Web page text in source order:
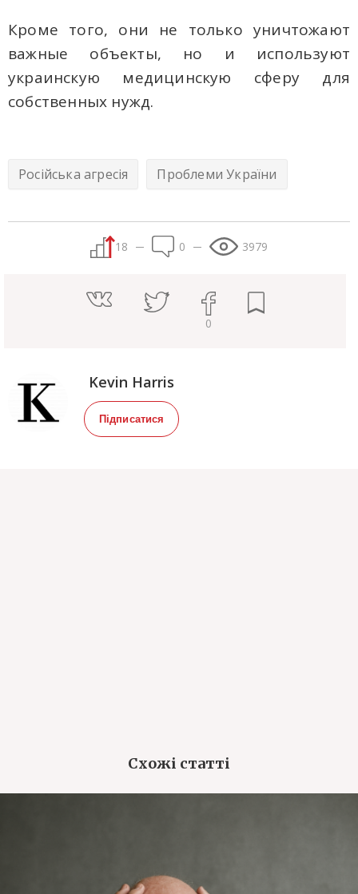
Кроме того, они не только уничтожают
важные объекты, но и используют
украинскую медицинскую сферу для
собственных нужд.
Російська агресія Проблеми України
18 0 3979
0
Kevin Harris
Підписатися
Схожі статті